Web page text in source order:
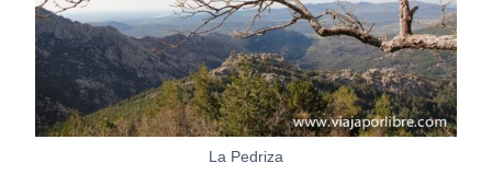
La Pedriza